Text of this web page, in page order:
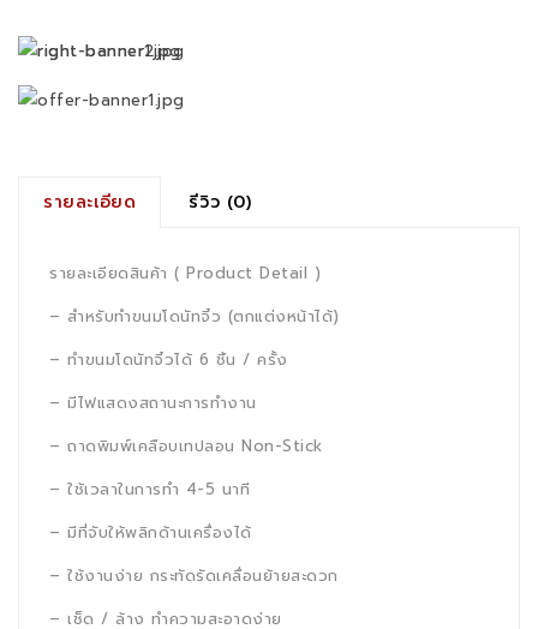
รายละเอียด รีวิว (0)
รายละเอียดสินค้า ( Product Detail )
– สำหรับทำขนมโดนัทจิ๋ว (ตกแต่งหน้าได้)
– ทำขนมโดนัทจิ๋วได้ 6 ชิ้น / ครั้ง
– มีไฟแสดงสถานะการทำงาน
– ถาดพิมพ์เคลือบเทปลอน Non-Stick
– ใช้เวลาในการทำ 4-5 นาที
– มีที่จับให้พลิกด้านเครื่องได้
– ใช้งานง่าย กระทัดรัดเคลื่อนย้ายสะดวก
– เช็ด / ล้าง ทำความสะอาดง่าย